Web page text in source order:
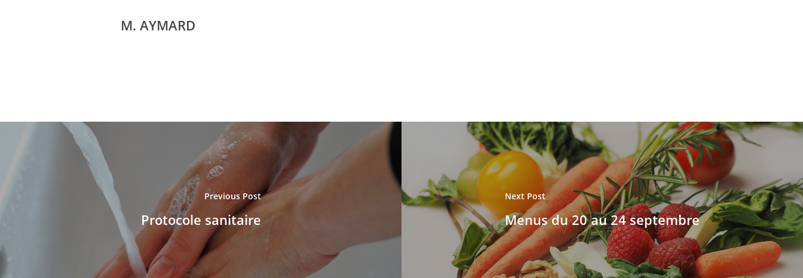
M. AYMARD
Previous Post
Protocole sanitaire
Next Post
Menus du 20 au 24 septembre